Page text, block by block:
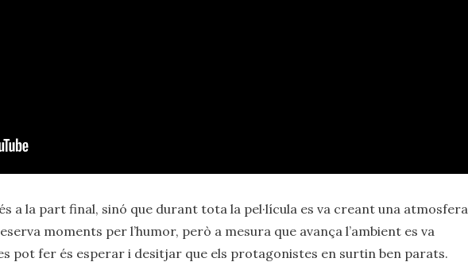
a la part final, sinó que durant tota la pel·lícula es va creant una atmosfera
moments per l’humor, però a mesura que avança l’ambient es va
pot fer és esperar i desitjar que els protagonistes en surtin ben parats.